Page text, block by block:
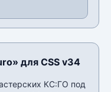
для CSS v34
КС:ГО под